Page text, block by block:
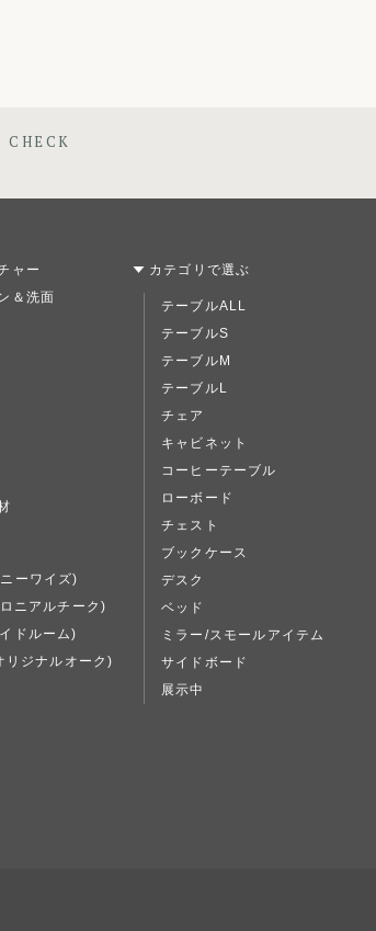
CHECK
ャー
＆洗面
ーワイズ)
ニアルチーク)
ドルーム)
ジナルオーク)
カテゴリで選ぶ
テーブルALL
テーブルS
テーブルM
テーブルL
チェア
キャビネット
コーヒーテーブル
ローボード
チェスト
ブックケース
デスク
ベッド
ミラー/スモールアイテム
サイドボード
展示中